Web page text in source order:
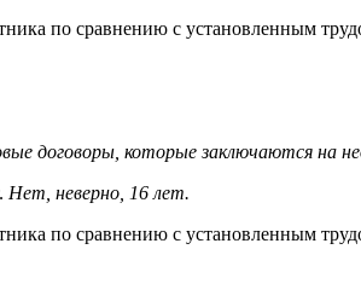
по сравнению с установленным
договоры, которые заключаются на
Нет, неверно, 16 лет.
по сравнению с установленным